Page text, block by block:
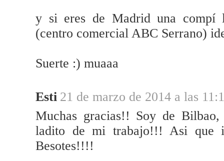
y si eres de Madrid una compí
(centro comercial ABC Serrano)
Suerte :) muaaa
Esti 21 de marzo de 2014 a las
Muchas gracias!! Soy de
ladito de mi trabajo!!! Asi que
Besotes!!!!